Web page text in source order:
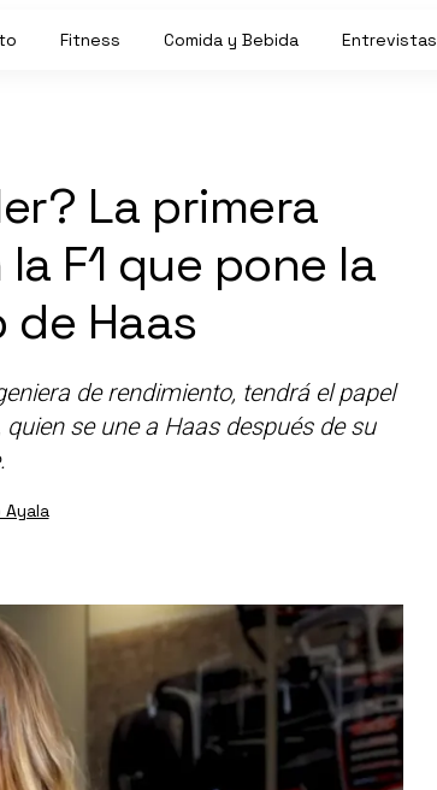
Fitness Comida y Bebida Entrevistas
La primera
F1 que pone la
Haas
de rendimiento, tendrá el papel
se une a Haas después de su
Ayala